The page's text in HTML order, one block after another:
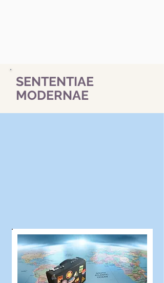
SENTENTIAE
MODERNAE